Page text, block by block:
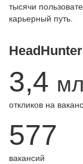
тысячи
карьерный путь.
3,4
откликов на
577
вакансий